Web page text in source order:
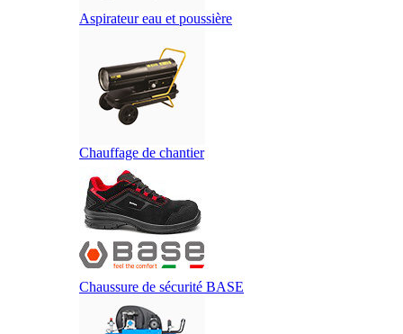
Aspirateur eau et poussière
Chauffage de chantier
Chaussure de sécurité BASE